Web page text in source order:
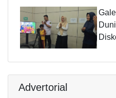
Advertorial